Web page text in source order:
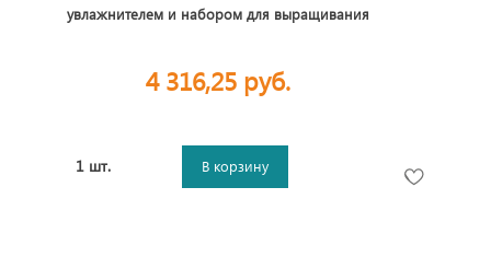
увлажнителем и набором для выращивания
4 316,25 руб.
1 шт. В корзину